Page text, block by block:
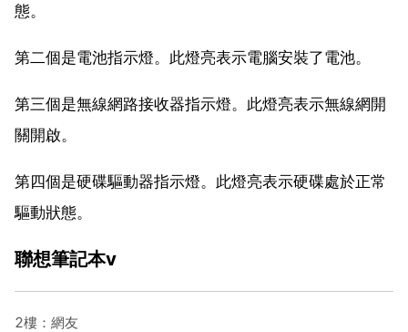
態。
第二個是電池指示燈。此燈亮表示電腦安裝了電池。
第三個是無線網路接收器指示燈。此燈亮表示無線網開
關開啟。
第四個是硬碟驅動器指示燈。此燈亮表示硬碟處於正常
驅動狀態。
聯想筆記本v
2樓：網友